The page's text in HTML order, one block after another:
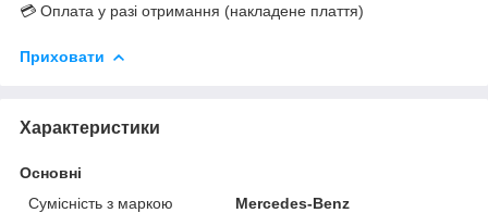
💳 Оплата у разі отримання (накладене плаття)
Приховати
Характеристики
Основні
Сумісність з маркою
Mercedes-Benz